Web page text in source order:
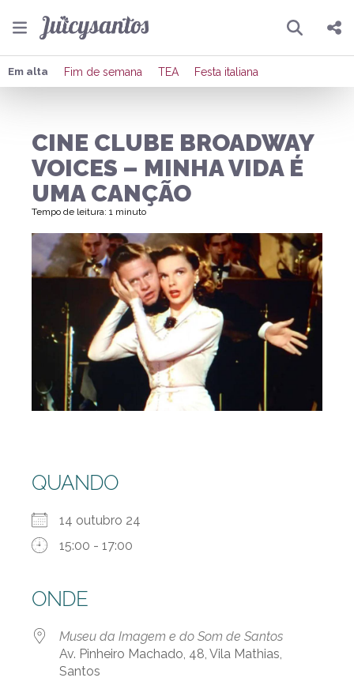
Pesquisar
Compartilhar
Enviar por Whatsapp
Em alta Fim de semana TEA Festa italiana
CINE CLUBE BROADWAY
VOICES – MINHA VIDA É
UMA CANÇÃO
Tempo de leitura: 1 minuto
QUANDO
14 outubro 24
15:00 - 17:00
ONDE
Museu da Imagem e do Som de Santos
Av. Pinheiro Machado, 48, Vila Mathias,
Santos